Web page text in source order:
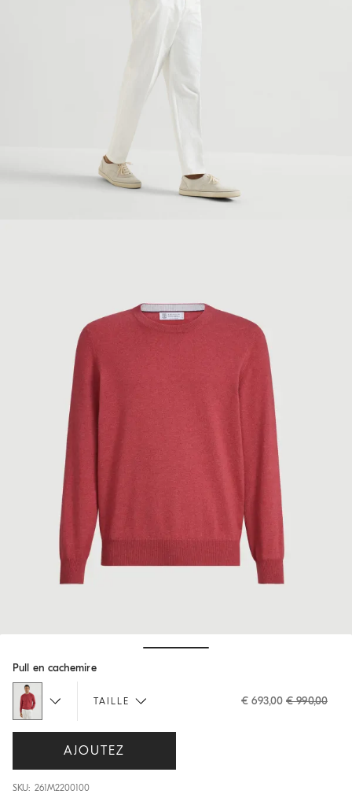
Pull en cachemire
TAILLE € 693,00 € 990,00
AJOUTEZ
SKU: 261M2200100